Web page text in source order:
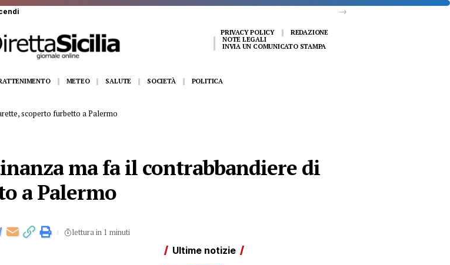
PRIVACY POLICY
REDAZIONE
NOTE LEGALI
INVIA UN COMUNICATO STAMPA
METEO SALUTE SOCIETÀ POLITICA
scoperto furbetto a Palermo
ma fa il contrabbandiere di
a Palermo
lettura in 1 minuti
Ultime notizie